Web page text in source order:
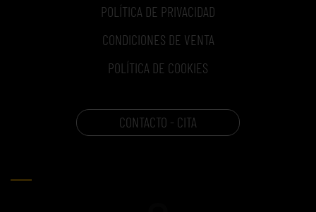
POLÍTICA DE PRIVACIDAD
CONDICIONES DE VENTA
POLÍTICA DE COOKIES
CONTACTO - CITA